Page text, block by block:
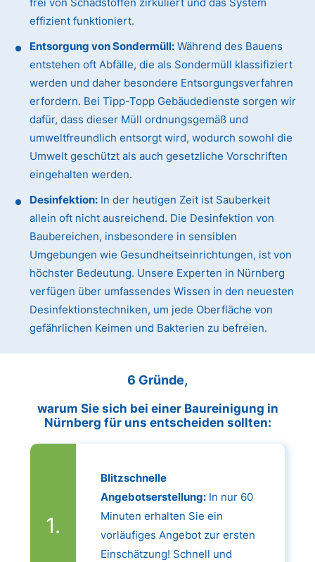
effizient funktioniert.
Entsorgung von Sondermüll: Während des Bauens
entstehen oft Abfälle, die als Sondermüll klassifiziert
werden und daher besondere Entsorgungsverfahren
erfordern. Bei Tipp-Topp Gebäudedienste sorgen wir
dafür, dass dieser Müll ordnungsgemäß und
umweltfreundlich entsorgt wird, wodurch sowohl die
Umwelt geschützt als auch gesetzliche Vorschriften
eingehalten werden.
Desinfektion: In der heutigen Zeit ist Sauberkeit
allein oft nicht ausreichend. Die Desinfektion von
Baubereichen, insbesondere in sensiblen
Umgebungen wie Gesundheitseinrichtungen, ist von
höchster Bedeutung. Unsere Experten in Nürnberg
verfügen über umfassendes Wissen in den neuesten
Desinfektionstechniken, um jede Oberfläche von
gefährlichen Keimen und Bakterien zu befreien.
6 Gründe,
warum Sie sich bei einer Baureinigung in
Nürnberg für uns entscheiden sollten:
Blitzschnelle
Angebotserstellung:In nur 60
Minuten erhalten Sie ein
vorläufiges Angebot zur ersten
Einschätzung! Schnell und